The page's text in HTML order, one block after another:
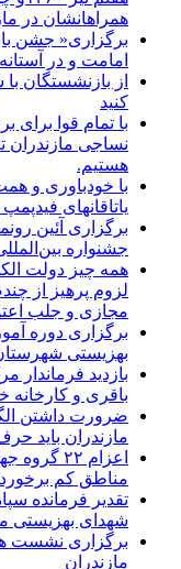
همراهانشان در
برگزاری« جشن
امامت و در
از بازنشستگان
کنید
با تمام قوا
نساجی مازندران
هستیم.
با خودباوری و
یاتاقانهای
برگزاری آئین
جشنواره
همه چیز دولت
لزوم پرهیز از
مجازی و جلب
برگزاری دوره
بهزیستی
بازدید
باقری و کارخانه
ضرورت داشتن
مازندران باید
اعزام ۲۲
مناطق کم
تقدیر فرمانده
شهدای بهزیستی
برگزاری نشست
مازندران